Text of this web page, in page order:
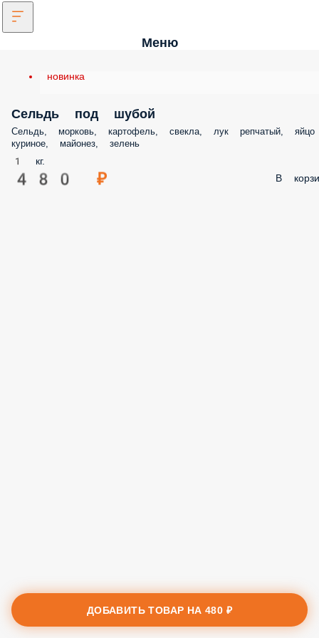
Меню
новинка
Сельдь под шубой
Сельдь, морковь, картофель, свекла, лук репчатый, яйцо
куриное, майонез, зелень
1 кг.
480 ₽ В
ДОБАВИТЬ ТОВАР НА480 ₽